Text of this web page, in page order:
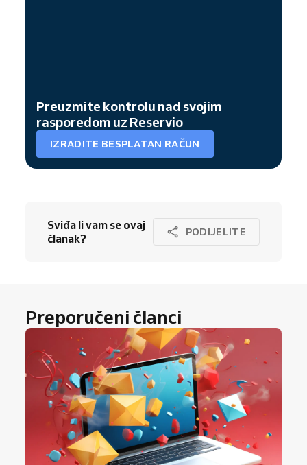
Preuzmite kontrolu nad svojim
rasporedom uz Reservio
IZRADITE BESPLATAN RAČUN
Sviđa li vam se ovaj
članak?
PODIJELITE
Preporučeni članci